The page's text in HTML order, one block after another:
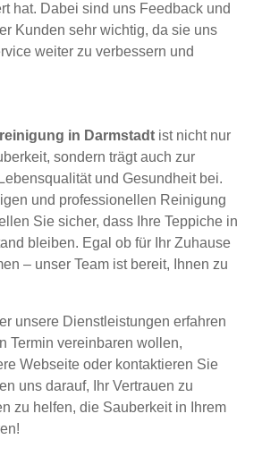
hat. Dabei sind uns Feedback und
Kunden sehr wichtig, da sie uns
weiter zu verbessern und
in Darmstadt ist nicht nur
sondern trägt auch zur
und Gesundheit bei.
und professionellen Reinigung
Sie sicher, dass Ihre Teppiche in
bleiben. Egal ob für Ihr Zuhause
– unser Team ist bereit, Ihnen zu
unsere Dienstleistungen erfahren
Termin vereinbaren wollen,
Webseite oder kontaktieren Sie
uns darauf, Ihr Vertrauen zu
zu helfen, die Sauberkeit in Ihrem